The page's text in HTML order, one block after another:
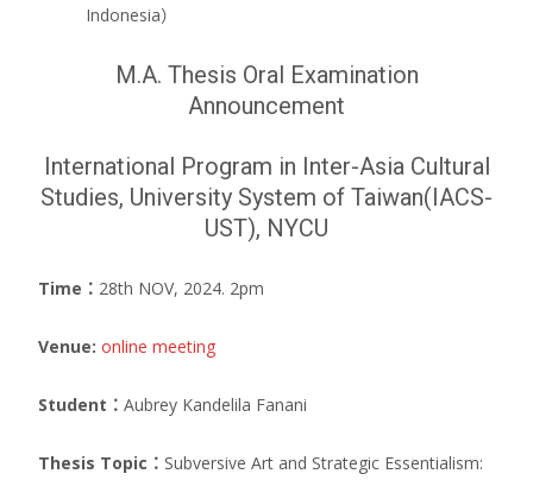
Indonesia）
M.A. Thesis Oral Examination
Announcement
International Program in Inter-Asia Cultural
Studies, University System of Taiwan(IACS-
UST), NYCU
Time： 28th NOV, 2024. 2pm
Venue: online meeting
Student： Aubrey Kandelila Fanani
Thesis Topic： Subversive Art and Strategic Essentialism: